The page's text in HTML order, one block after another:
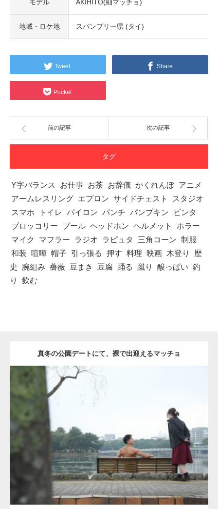
モデル AKIHITO(細マッチョ)
地域・ロケ地 スパンブリー県 (タイ)
Tweet Share
Pocket
前の記事 次の記事
タグ
Y字バランス お仕事 お茶 お辞儀 かくれんぼ アニメ
アームレスリング エプロン サイドチェスト
スタジオ
スマホ
トイレ パイロン パンチ パンプキン
ビンタ
ブロッコリー
プール ヘッドホン ヘルメット
ホラー
マイク
マフラー ラジオ ラピュタ 三角コーン 制服
和装
喧嘩 帽子 引っ張る 押す 料理 映画 木登り
歴
史
腕組み 薔薇 豆まき 豆腐 踊る 蹴り 酸っぱい 釣
り
飲む
真冬の公園デートにて、裸で出迎えるマッチョ
公園のマッチョ AKIHITO(細マッチョ) 背中
ダウンロード